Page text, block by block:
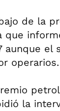
de la
que
aunque el
operarios.
la